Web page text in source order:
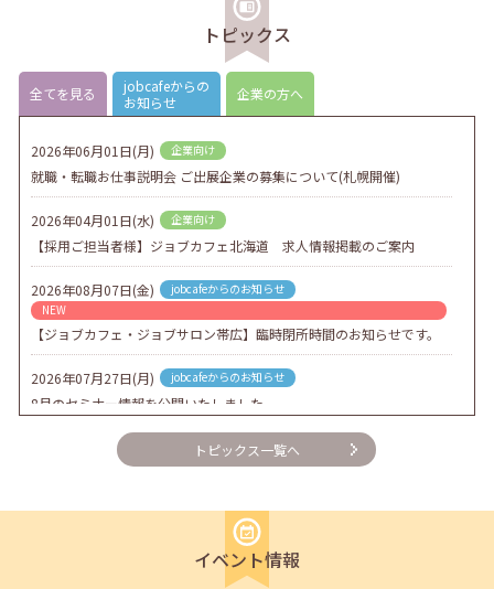
トピックス
全てを見る
jobcafeからの
お知らせ
企業の方へ
2026年06月01日(月) 企業向け
就職・転職お仕事説明会 ご出展企業の募集について(札幌開催)
2026年04月01日(水) 企業向け
【採用ご担当者様】ジョブカフェ北海道 求人情報掲載のご案内
2026年08月07日(金)
jobcafeからのお知らせ
NEW
【ジョブカフェ・ジョブサロン帯広】臨時閉所時間のお知らせです。
2026年07月27日(月) jobcafeからのお知らせ
8月のセミナー情報を公開いたしました。
2026年07月01日(水) 企業向け
企業様向けセミナー「現場を巻き込む！人事のための『越境人材育
jobcafeからのお知らせ
7月のセミナー情報を公開いたしました。
トピックス一覧へ
イベント情報